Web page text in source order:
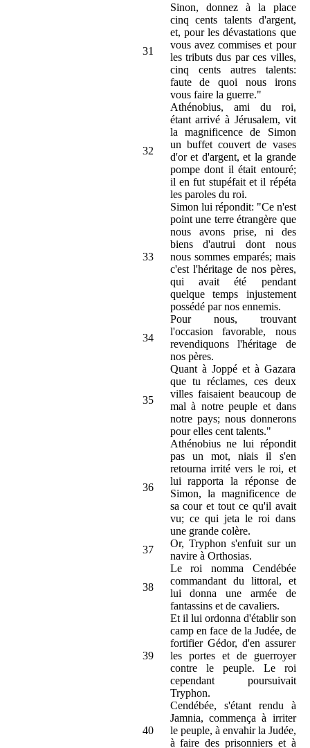
31
Sinon, donnez à la place
cinq cents talents d'argent,
et, pour les dévastations que
vous avez commises et pour
les tributs dus par ces villes,
cinq cents autres talents:
faute de quoi nous irons
vous faire la guerre."
32
Athénobius, ami du roi,
étant arrivé à Jérusalem, vit
la magnificence de Simon
un buffet couvert de vases
d'or et d'argent, et la grande
pompe dont il était entouré;
il en fut stupéfait et il répéta
les paroles du roi.
33
Simon lui répondit: "Ce n'est
point une terre étrangère que
nous avons prise, ni des
biens d'autrui dont nous
nous sommes emparés; mais
c'est l'héritage de nos pères,
qui avait été pendant
quelque temps injustement
possédé par nos ennemis.
34
Pour nous, trouvant
l'occasion favorable, nous
revendiquons l'héritage de
nos pères.
35
Quant à Joppé et à Gazara
que tu réclames, ces deux
villes faisaient beaucoup de
mal à notre peuple et dans
notre pays; nous donnerons
pour elles cent talents."
36
Athénobius ne lui répondit
pas un mot, niais il s'en
retourna irrité vers le roi, et
lui rapporta la réponse de
Simon, la magnificence de
sa cour et tout ce qu'il avait
vu; ce qui jeta le roi dans
une grande colère.
37
Or, Tryphon s'enfuit sur un
navire à Orthosias.
38
Le roi nomma Cendébée
commandant du littoral, et
lui donna une armée de
fantassins et de cavaliers.
39
Et il lui ordonna d'établir son
camp en face de la Judée, de
fortifier Gédor, d'en assurer
les portes et de guerroyer
contre le peuple. Le roi
cependant poursuivait
Tryphon.
40
Cendébée, s'étant rendu à
Jamnia, commença à irriter
le peuple, à envahir la Judée,
à faire des prisonniers et à